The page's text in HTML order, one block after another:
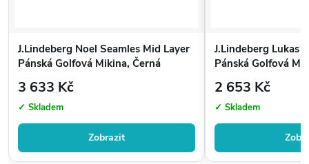
J.Lindeberg Noel Seamles Mid Layer
Pánská Golfová Mikina, Černá
3 633 Kč
✓ Skladem
Zobrazit
J.Lindeberg Lukas
Pánská Golfová
2 653 Kč
✓ Skladem